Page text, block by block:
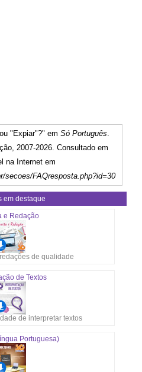
"Expiar"?" emSó Português
2007-2026. Consultado em
na Internet em
secoes/FAQresposta.php?id=30
em destaque
e Redação
de qualidade
de Textos
de interpretar textos
Portuguesa)